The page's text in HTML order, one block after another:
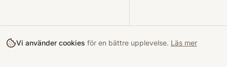
Vi använder cookies för en bättre upplevelse. Läs mer